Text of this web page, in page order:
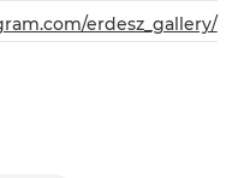
erdesz_gallery/